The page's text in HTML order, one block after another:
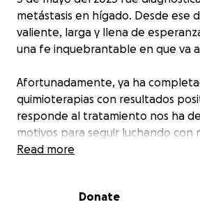
metástasis en hígado. Desde ese
valiente, larga y llena de
una fe inquebrantable en que va
Afortunadamente, ya ha
quimioterapias con resultados
responde al tratamiento nos ha
motivos para seguir luchando con
hoy más que nunca, no podemos
medicamento esencial para que
Read more
Donate